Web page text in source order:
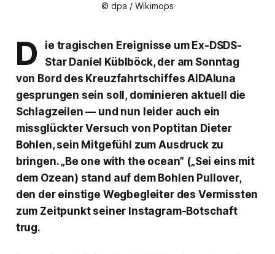
© dpa / Wikimops
D ie tragischen Ereignisse um Ex- DSDS-
Star Daniel Küblböck, der am Sonntag
von Bord des Kreuzfahrtschiffes AIDAluna
gesprungen sein soll, dominieren aktuell die
Schlagzeilen — und nun leider auch ein
missglückter Versuch von Poptitan Dieter
Bohlen, sein Mitgefühl zum Ausdruck zu
bringen. „Be one with the ocean” („Sei eins mit
dem Ozean) stand auf dem Bohlen Pullover,
den der einstige Wegbegleiter des Vermissten
zum Zeitpunkt seiner Instagram-Botschaft
trug.